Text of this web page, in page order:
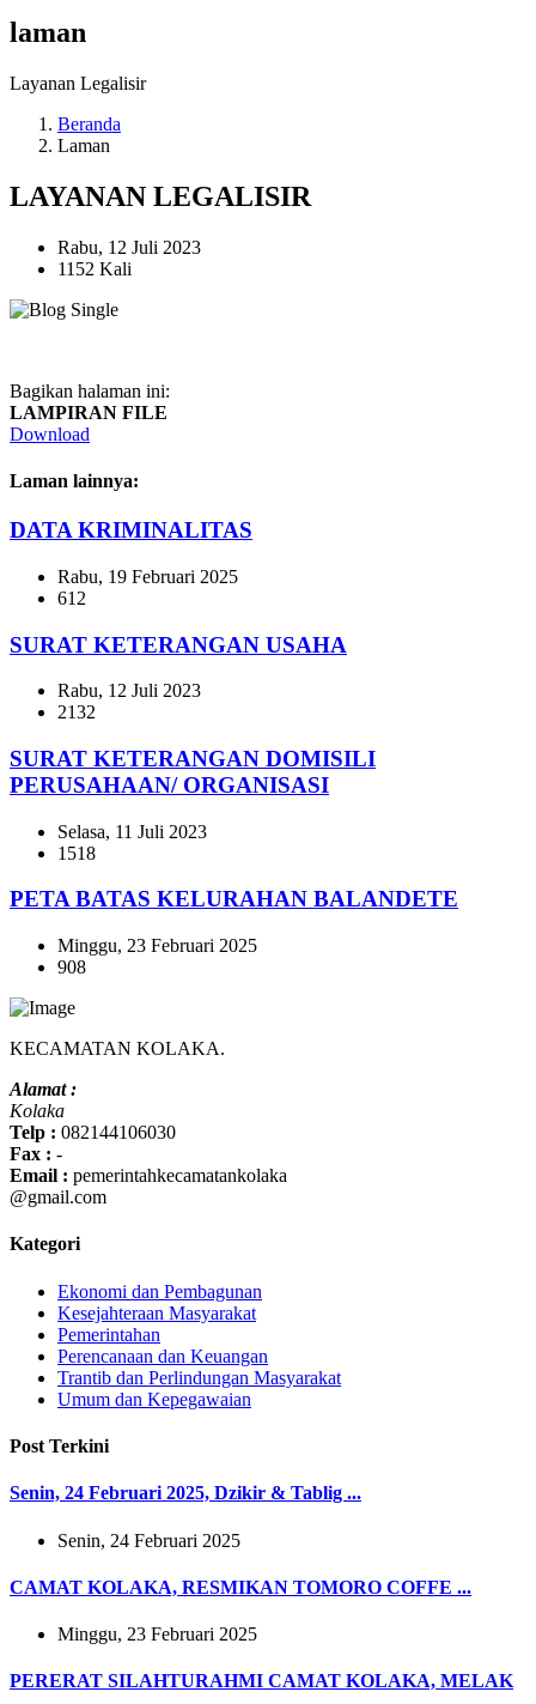
laman
Layanan Legalisir
Beranda
Laman
LAYANAN LEGALISIR
Rabu, 12 Juli 2023
1152 Kali
Bagikan halaman ini:
LAMPIRAN FILE
Download
Laman lainnya:
DATA KRIMINALITAS
Rabu, 19 Februari 2025
612
SURAT KETERANGAN USAHA
Rabu, 12 Juli 2023
2132
SURAT KETERANGAN DOMISILI
PERUSAHAAN/ ORGANISASI
Selasa, 11 Juli 2023
1518
PETA BATAS KELURAHAN BALANDETE
Minggu, 23 Februari 2025
908
KECAMATAN KOLAKA.
Alamat :
Kolaka
Telp : 082144106030
Fax : -
Email : pemerintahkecamatankolaka
@gmail.com
Kategori
Ekonomi dan Pembagunan
Kesejahteraan Masyarakat
Pemerintahan
Perencanaan dan Keuangan
Trantib dan Perlindungan Masyarakat
Umum dan Kepegawaian
Post Terkini
Senin, 24 Februari 2025, Dzikir & Tablig ...
Senin, 24 Februari 2025
CAMAT KOLAKA, RESMIKAN TOMORO COFFE ...
Minggu, 23 Februari 2025
PERERAT SILAHTURAHMI CAMAT KOLAKA, MELAK